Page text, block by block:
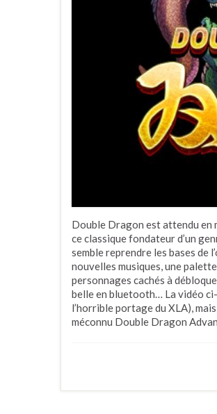
Double Dragon est attendu en
ce classique fondateur d’un
semble reprendre les bases de
nouvelles musiques, une
personnages cachés à
belle en bluetooth… La vidéo ci-
l’horrible portage du XLA),
méconnu Double Dragon